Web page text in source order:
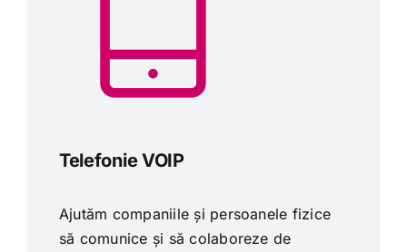
Telefonie VOIP
Ajutăm companiile și persoanele fizice
să comunice și să colaboreze de